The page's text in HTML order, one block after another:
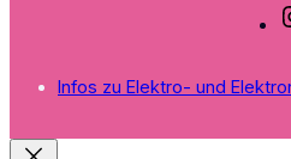
Infos zu Elektro- und